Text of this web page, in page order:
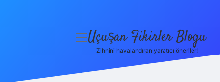
menüyü
Uçuşan Fikirler Blogu
Zihnini havalandıran yaratıcı öneriler!